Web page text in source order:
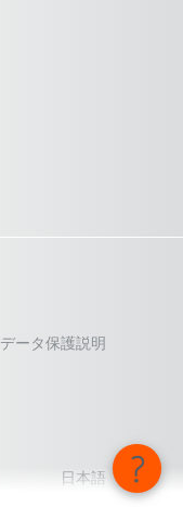
データ保護説明
日本語 - 日本